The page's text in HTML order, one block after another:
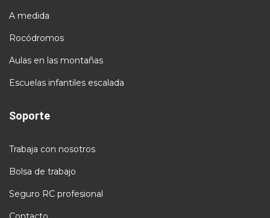
A medida
Rocódromos
Aulas en las montañas
Escuelas infantiles escalada
Soporte
Trabaja con nosotros
Bolsa de trabajo
Seguro RC profesional